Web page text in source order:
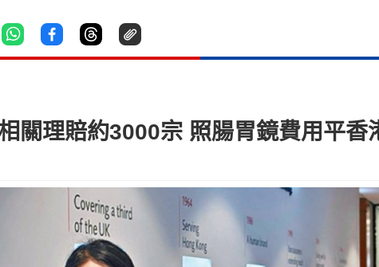
關理賠約3000宗 照腸胃鏡費用平香